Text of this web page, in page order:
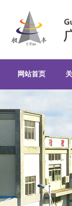
粉末注
丰科技有
网站首页